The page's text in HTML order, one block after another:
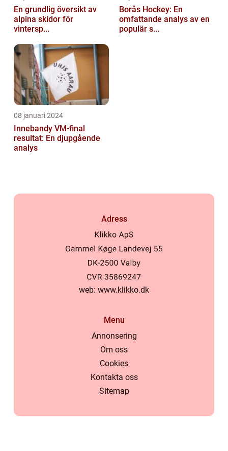
En grundlig översikt av
alpina skidor för
vintersp...
Borås Hockey: En
omfattande analys av en
populär s...
08 januari 2024
Innebandy VM-final
resultat: En djupgående
analys
Adress
web: www.klikko.dk
Menu
Annonsering
Om oss
Cookies
Kontakta oss
Sitemap